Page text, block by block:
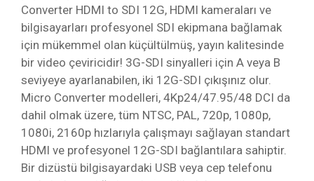
Converter HDMI to SDI 12G, HDMI kameraları ve
bilgisayarları profesyonel SDI ekipmana bağlamak
için mükemmel olan küçültülmüş, yayın kalitesinde
bir video çeviricidir! 3G-SDI sinyalleri için A veya B
seviyeye ayarlanabilen, iki 12G-SDI çıkışınız olur.
Micro Converter modelleri, 4Kp24/47.95/48 DCI da
dahil olmak üzere, tüm NTSC, PAL, 720p, 1080p,
1080i, 2160p hızlarıyla çalışmayı sağlayan standart
HDMI ve profesyonel 12G-SDI bağlantılara sahiptir.
Bir dizüstü bilgisayardaki USB veya cep telefonu